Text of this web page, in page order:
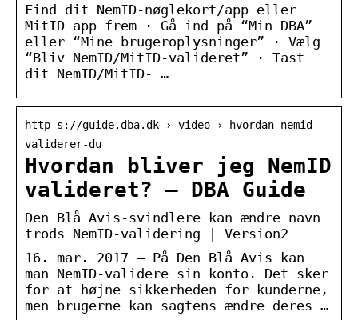
Find dit NemID-nøglekort/app eller
MitID app frem · Gå ind på “Min DBA”
eller “Mine brugeroplysninger” · Vælg
“Bliv NemID/MitID-valideret” · Tast
dit NemID/MitID- …
http s://guide.dba.dk › video › hvordan-nemid-
validerer-du
Hvordan bliver jeg NemID
valideret? – DBA Guide
Den Blå Avis-svindlere kan ændre navn
trods NemID-validering | Version2
16. mar. 2017 — På Den Blå Avis kan
man NemID-validere sin konto. Det sker
for at højne sikkerheden for kunderne,
men brugerne kan sagtens ændre deres …